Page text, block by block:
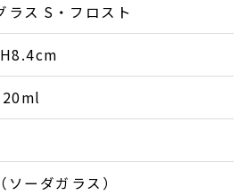
ラス S・フロスト
ソーダガラス）